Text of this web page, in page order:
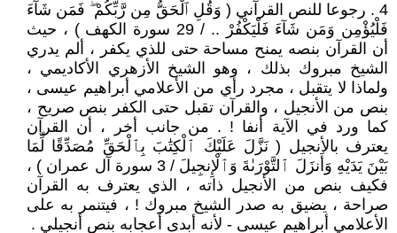
4 . رجوعا للنص القرآني ( وَقُلِ ٱلْحَقُّ مِن رَّبِّكُمْ ۖ فَمَن شَآءَ
فَلْيُؤْمِن وَمَن شَآءَ فَلْيَكْفُرْ .. / 29 سورة الكهف ) ، حيث
أن القرآن بنصه يمنح مساحة حتى للذي يكفر ، ألم يدري
الشيخ مبروك بذلك ، وهو الشيخ الأزهري الأكاديمي ،
ولماذا لا يتقبل ، مجرد رأي من الأعلامي أبراهيم عيسى ،
بنص من الأنجيل ، والقرآن تقبل حتى الكفر بنص صريح ،
كما ورد في الآية أنفا ! . من جانب أخر ، أن القرآن
يعترف بالأنجيل ( نَزَّلَ عَلَيْكَ ٱلْكِتَٰبَ بِٱلْحَقِّ مُصَدِّقًا لِّمَا
بَيْنَ يَدَيْهِ وَأَنزَلَ ٱلتَّوْرَىٰةَ وَٱلْإِنجِيلَ / 3 سورة آل عمران ) ،
فكيف بنص من الأنجيل ذاته ، الذي يعترف به القرآن
صراحة ، يضيق به صدر الشيخ مبروك ! ، فيتنمر به على
الأعلامي أبراهيم عيسى - لأنه أبدى أعجابه بنص أنجيلي .